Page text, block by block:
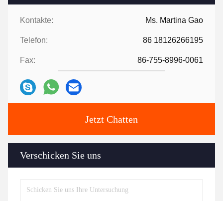
Kontakte: Ms. Martina Gao
Telefon: 86 18126266195
Fax: 86-755-8996-0061
Jetzt Chatten
Verschicken Sie uns